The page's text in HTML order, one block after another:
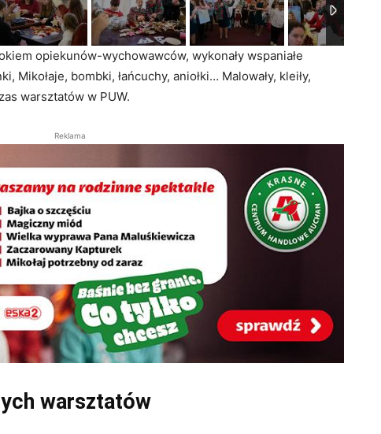
opiekunów-wychowawców, wykonały wspaniałe
Mikołaje, bombki, łańcuchy, aniołki… Malowały, kleiły,
warsztatów w PUW.
Reklama
warsztatów